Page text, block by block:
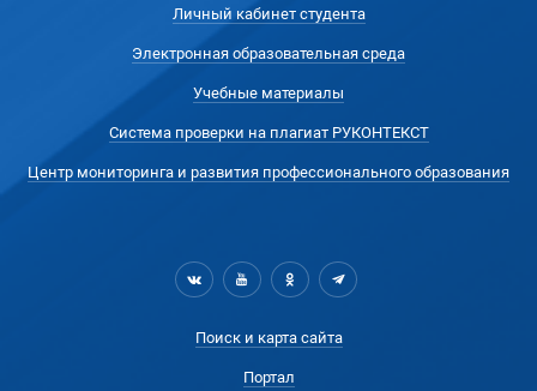
Личный кабинет студента
Электронная образовательная среда
Учебные материалы
Система проверки на плагиат РУКОНТЕКСТ
Центр мониторинга и развития профессионального образования
Поиск и карта сайта
Портал